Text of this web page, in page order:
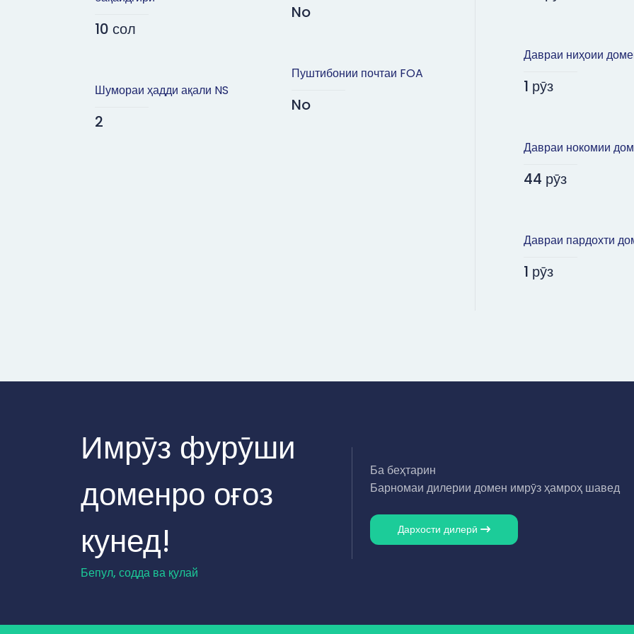
10 сол
Шумораи ҳадди ақали NS
2
No
Пуштибонии почтаи FOA
No
Давраи ниҳоии
1 рӯз
Давраи нокомии
44 рӯз
Давраи пардохти
1 рӯз
Имрӯз фурӯши
доменро оғоз
кунед!
Бепул, содда ва қулай
Ба беҳтарин
Барномаи дилерии домен имрӯз ҳамроҳ шавед
Дархости дилерӣ